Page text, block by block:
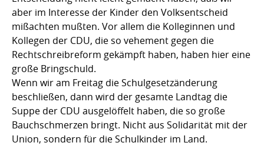
aber im Interesse der Kinder den Volksentscheid
mißachten mußten. Vor allem die Kolleginnen und
Kollegen der CDU, die so vehement gegen die
Rechtschreibreform gekämpft haben, haben hier eine
große Bringschuld.
Wenn wir am Freitag die Schulgesetzänderung
beschließen, dann wird der gesamte Landtag die
Suppe der CDU ausgelöffelt haben, die so große
Bauchschmerzen bringt. Nicht aus Solidarität mit der
Union, sondern für die Schulkinder im Land.